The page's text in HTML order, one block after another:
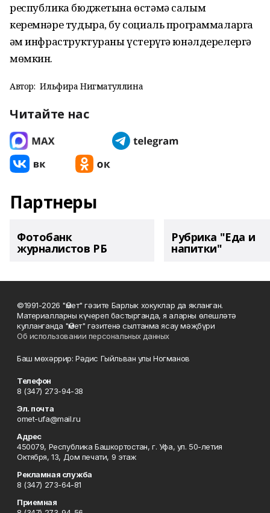
республика бюджетына өстәмә салым
керемнәре тудыра, бу социаль программаларга
һәм инфраструктураны үстерүгә юнәлдерелергә
мөмкин.
Автор: Ильфира Нигматуллина
Читайте нас
Партнеры
Фотобанк
журналистов РБ
Рубрика "Еда и
напитки"
©1991-2026 "Өмет" гәзите Барлык хокуклар да якланган.
Материалларны күчереп бастырганда, я аларны өлешләтә
кулланганда "Өмет" гәзитенә сылтанма ясау мәҗбүри
Об использовании персональных данных
Баш мөхәррир: Рәдис Гыйльван улы Ногманов
Телефон
8 (347) 273-94-38
Эл. почта
omet-ufa@mail.ru
Адрес
450079, Республика Башкортостан, г. Уфа, ул. 50-летия
Октября, 13, Дом печати, 9 этаж
Рекламная служба
8 (347) 273-64-81
Приемная